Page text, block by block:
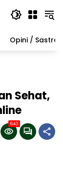
Opini / Sastra
Sehat,
643